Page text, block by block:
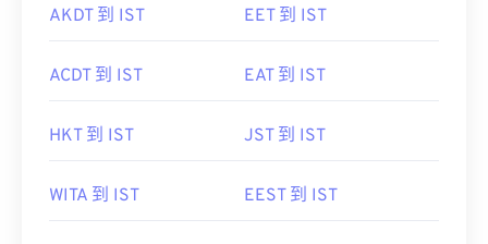
AKDT 到 IST EET 到 IST
ACDT 到 IST EAT 到 IST
HKT 到 IST JST 到 IST
WITA 到 IST EEST 到 IST